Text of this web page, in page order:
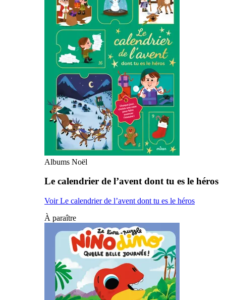
Albums Noël
Le calendrier de l’avent dont tu es le héros
Voir Le calendrier de l’avent dont tu es le héros
À paraître